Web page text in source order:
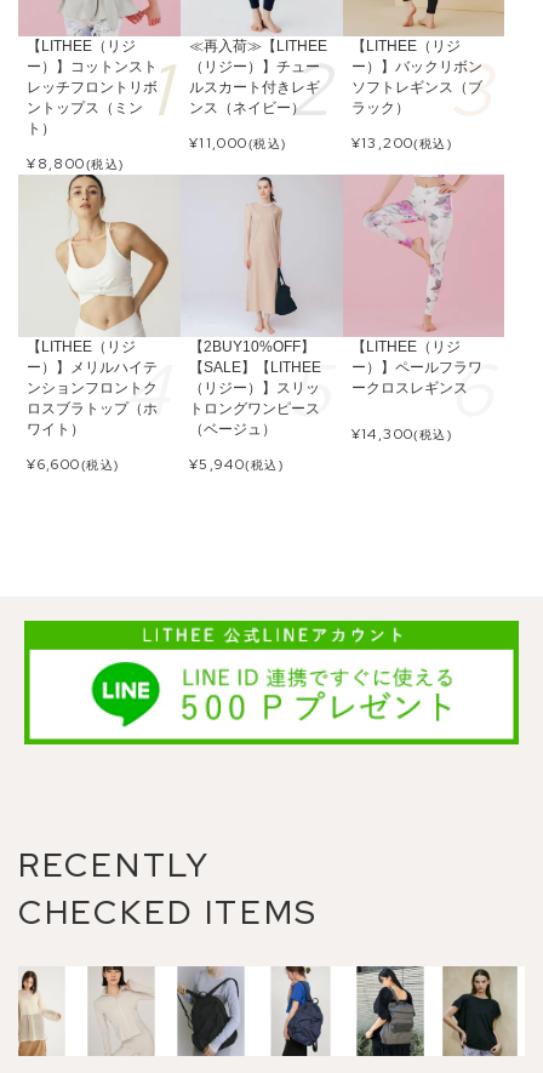
【LITHEE（リジ
ー）】コットンスト
レッチフロントリボ
ントップス（ミン
ト）
¥8,800(税込)
≪再入荷≫【LITHEE
（リジー）】チュー
ルスカート付きレギ
ンス（ネイビー）
¥11,000(税込)
【LITHEE（リジ
ー）】バックリボン
ソフトレギンス（ブ
ラック）
¥13,200(税込)
【LITHEE（リジ
ー）】メリルハイテ
ンションフロントク
ロスブラトップ（ホ
ワイト）
¥6,600(税込)
【2BUY10%OFF】
【SALE】【LITHEE
（リジー）】スリッ
トロングワンピース
（ベージュ）
¥5,940(税込)
【LITHEE（リジ
ー）】ペールフラワ
ークロスレギンス
¥14,300(税込)
RECENTLY
CHECKED ITEMS